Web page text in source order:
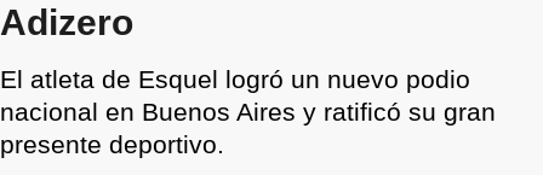
Adizero
El atleta de Esquel logró un nuevo podio
nacional en Buenos Aires y ratificó su gran
presente deportivo.